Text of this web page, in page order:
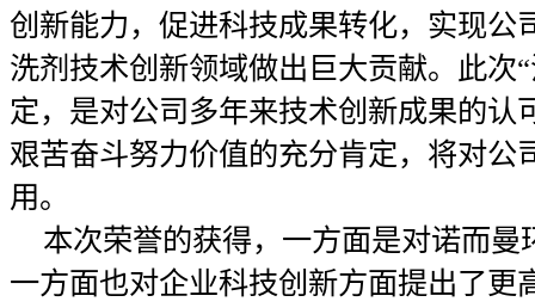
创新能力，促进科技成果转化，实现公
洗剂技术创新领域做出巨大贡献。此次
定，是对公司多年来技术创新成果的认
艰苦奋斗努力价值的充分肯定，将对公
用。
本次荣誉的获得，一方面是对诺而曼
一方面也对企业科技创新方面提出了更